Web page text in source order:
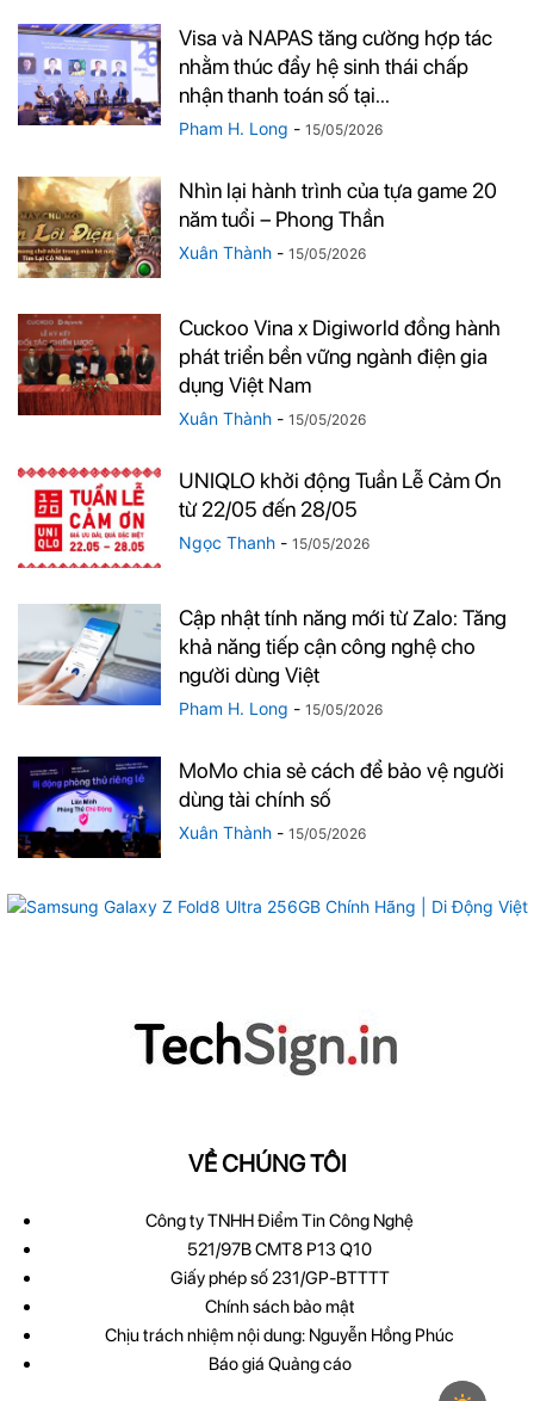
Visa và NAPAS tăng cường hợp tác
nhằm thúc đẩy hệ sinh thái chấp
nhận thanh toán số tại...
Pham H. Long - 15/05/2026
Nhìn lại hành trình của tựa game 20
năm tuổi – Phong Thần
Xuân Thành - 15/05/2026
Cuckoo Vina x Digiworld đồng hành
phát triển bền vững ngành điện gia
dụng Việt Nam
Xuân Thành - 15/05/2026
UNIQLO khởi động Tuần Lễ Cảm Ơn
từ 22/05 đến 28/05
Ngọc Thanh - 15/05/2026
Cập nhật tính năng mới từ Zalo: Tăng
khả năng tiếp cận công nghệ cho
người dùng Việt
Pham H. Long - 15/05/2026
MoMo chia sẻ cách để bảo vệ người
dùng tài chính số
Xuân Thành - 15/05/2026
VỀ CHÚNG TÔI
Công ty TNHH Điểm Tin Công Nghệ
521/97B CMT8 P13 Q10
Giấy phép số 231/GP-BTTTT
Chính sách bảo mật
Chịu trách nhiệm nội dung: Nguyễn Hồng Phúc
Báo giá Quảng cáo